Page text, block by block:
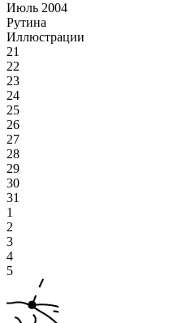
Июль 2004
Рутина
Иллюстрации
21
22
23
24
25
26
27
28
29
30
31
1
2
3
4
5